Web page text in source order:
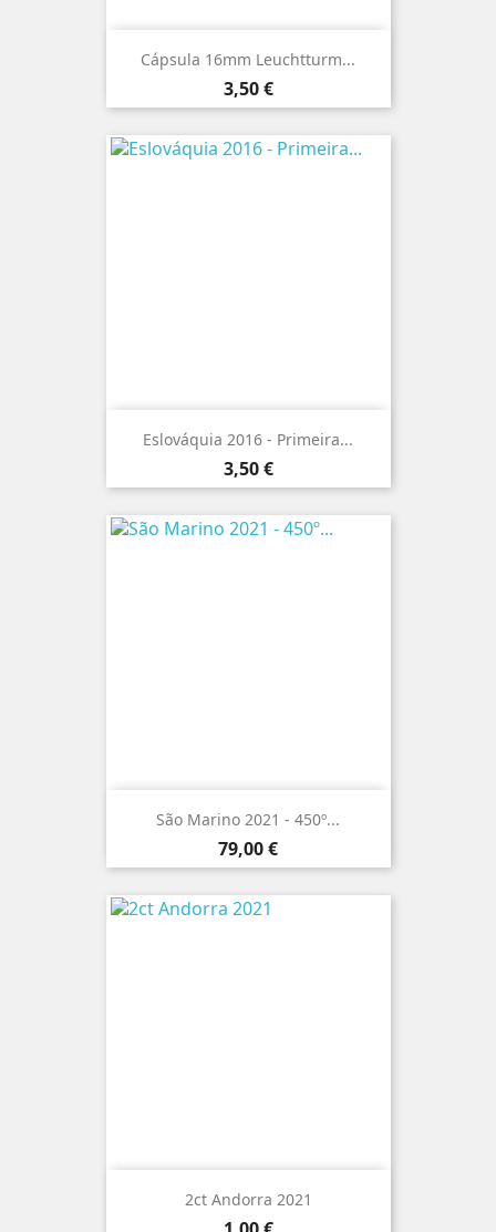
Cápsula 16mm Leuchtturm...
Preço
3,50 €
Eslováquia 2016 - Primeira...
Preço
3,50 €
São Marino 2021 - 450º...
Preço
79,00 €
2ct Andorra 2021